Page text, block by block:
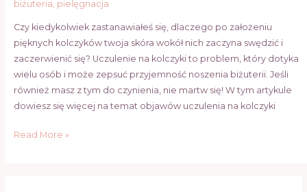
biżuteria, pielęgnacja
Czy kiedykolwiek zastanawiałeś się, dlaczego po założeniu
pięknych kolczyków twoja skóra wokół nich zaczyna swędzić i
zaczerwienić się? Uczulenie na kolczyki to problem, który dotyka
wielu osób i może zepsuć przyjemność noszenia biżuterii. Jeśli
również masz z tym do czynienia, nie martw się! W tym artykule
dowiesz się więcej na temat objawów uczulenia na kolczyki
Read More »